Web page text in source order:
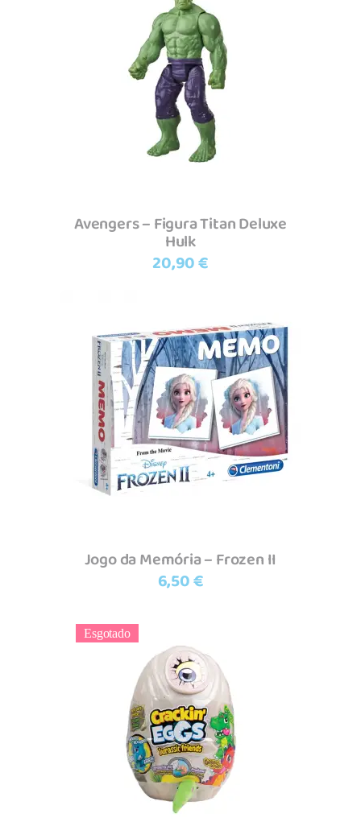
Adicionar
Avengers – Figura Titan Deluxe
Hulk
20,90€
Adicionar
Jogo da Memória – Frozen II
6,50€
Esgotado
Ler mais